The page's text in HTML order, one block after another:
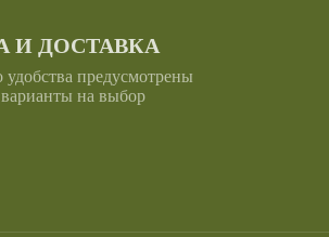
И ДОСТАВКА
удобства предусмотрены
на выбор